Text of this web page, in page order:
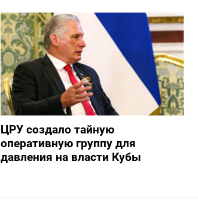
ЦРУ создало тайную
оперативную группу для
давления на власти Кубы